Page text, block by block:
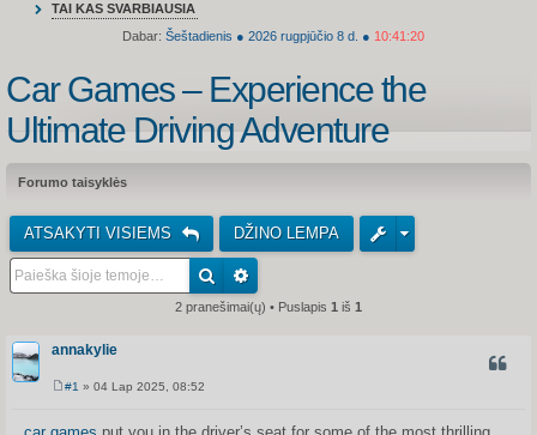
TAI KAS SVARBIAUSIA
Dabar: Šeštadienis ● 2026 rugpjūčio 8 d. ● 10:41:20
Car Games – Experience the
Ultimate Driving Adventure
Forumo taisyklės
ATSAKYTI VISIEMS DŽINO LEMPA
2 pranešimai(ų) • Puslapis 1 iš 1
annakylie
#1 » 04 Lap 2025, 08:52
car games put you in the driver’s seat for some of the most thrilling